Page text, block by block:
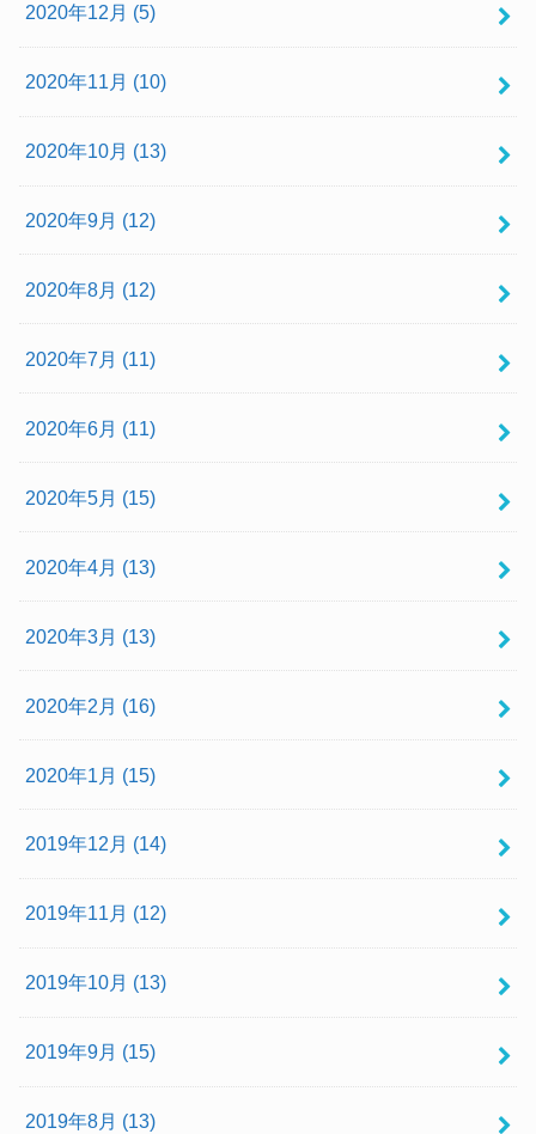
2020年12月 (5)
2020年11月 (10)
2020年10月 (13)
2020年9月 (12)
2020年8月 (12)
2020年7月 (11)
2020年6月 (11)
2020年5月 (15)
2020年4月 (13)
2020年3月 (13)
2020年2月 (16)
2020年1月 (15)
2019年12月 (14)
2019年11月 (12)
2019年10月 (13)
2019年9月 (15)
2019年8月 (13)